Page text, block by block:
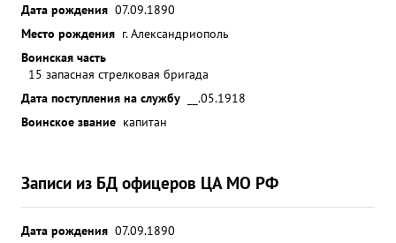
Дата рождения 07.09.1890
Место рождения г. Александриополь
Воинская часть
15 запасная стрелковая бригада
Дата поступления на службу
__.05.1918
Воинское звание капитан
Записи из БД офицеров ЦА МО РФ
Дата рождения 07.09.1890